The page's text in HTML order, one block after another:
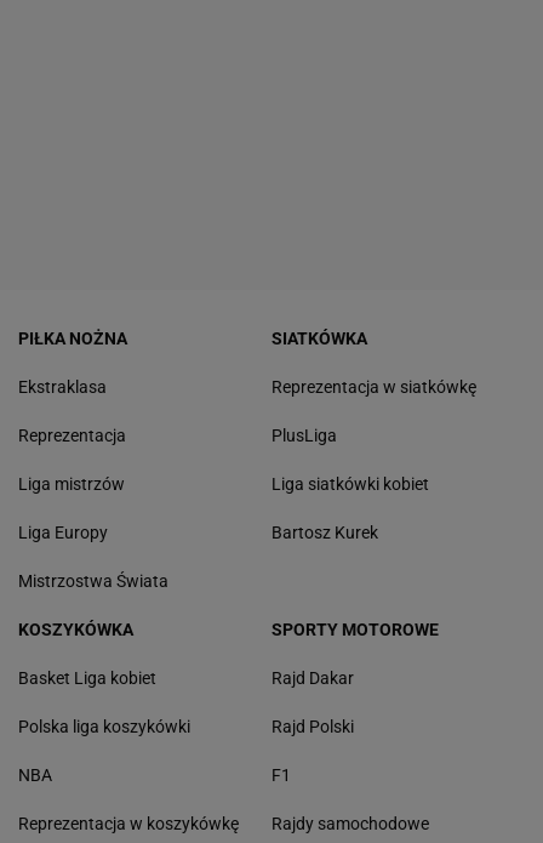
PIŁKA NOŻNA
Ekstraklasa
Reprezentacja
Liga mistrzów
Liga Europy
Mistrzostwa Świata
SIATKÓWKA
Reprezentacja w siatkówkę
PlusLiga
Liga siatkówki kobiet
Bartosz Kurek
KOSZYKÓWKA
Basket Liga kobiet
Polska liga koszykówki
NBA
Reprezentacja w koszykówkę
SPORTY MOTOROWE
Rajd Dakar
Rajd Polski
F1
Rajdy samochodowe